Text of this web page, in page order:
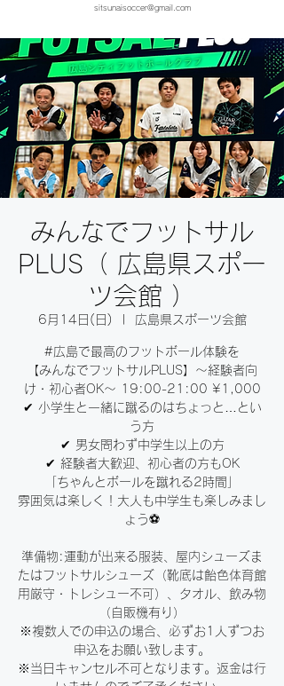
sitsunaisoccer@gmail.com
みんなでフットサル
PLUS（ 広島県スポー
ツ会館 ）
6月14日(日) 広島県スポーツ会館
#広島で最高のフットボール体験を
【みんなでフットサルPLUS】〜経験者向
け・初心者OK〜 19:00-21:00 ¥1,000
✔ 小学生と一緒に蹴るのはちょっと…とい
う方
✔ 男女問わず中学生以上の方
✔ 経験者大歓迎、初心者の方もOK
「ちゃんとボールを蹴れる2時間」
雰囲気は楽しく！大人も中学生も楽しみまし
ょう⚽️
準備物:運動が出来る服装、屋内シューズま
たはフットサルシューズ（靴底は飴色体育館
用厳守・トレシュー不可）、タオル、飲み物
（自販機有り）
※複数人での申込の場合、必ずお1人ずつお
申込をお願い致します。
※当日キャンセル不可となります。返金は行